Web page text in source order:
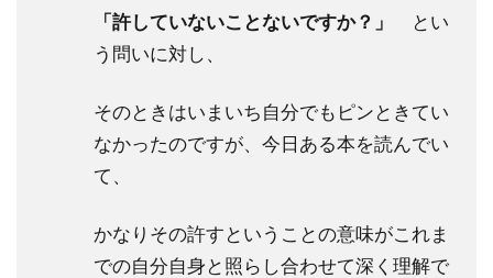
「許していないことないですか？」
とい
う問いに対し、
そのときはいまいち自分でもピンときてい
なかったのですが、今日ある本を読んでい
て、
かなりその許すということの意味がこれま
での自分自身と照らし合わせて深く理解で